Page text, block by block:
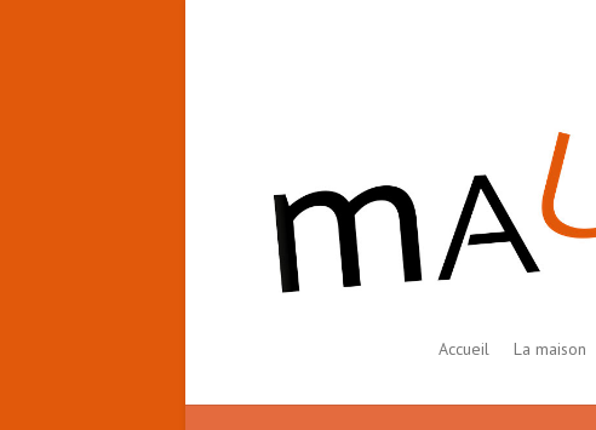
Accueil La maison